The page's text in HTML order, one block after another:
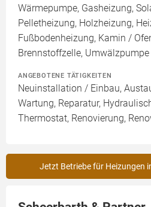
Wärmepumpe, Gasheizung,
Pelletheizung, Holzheizung,
Fußbodenheizung, Kamin /
Brennstoffzelle, Umwälzpumpe
ANGEBOTENE TÄTIGKEITEN
Neuinstallation / Einbau,
Wartung, Reparatur,
Thermostat, Renovierung,
Jetzt Betriebe für Heizungen